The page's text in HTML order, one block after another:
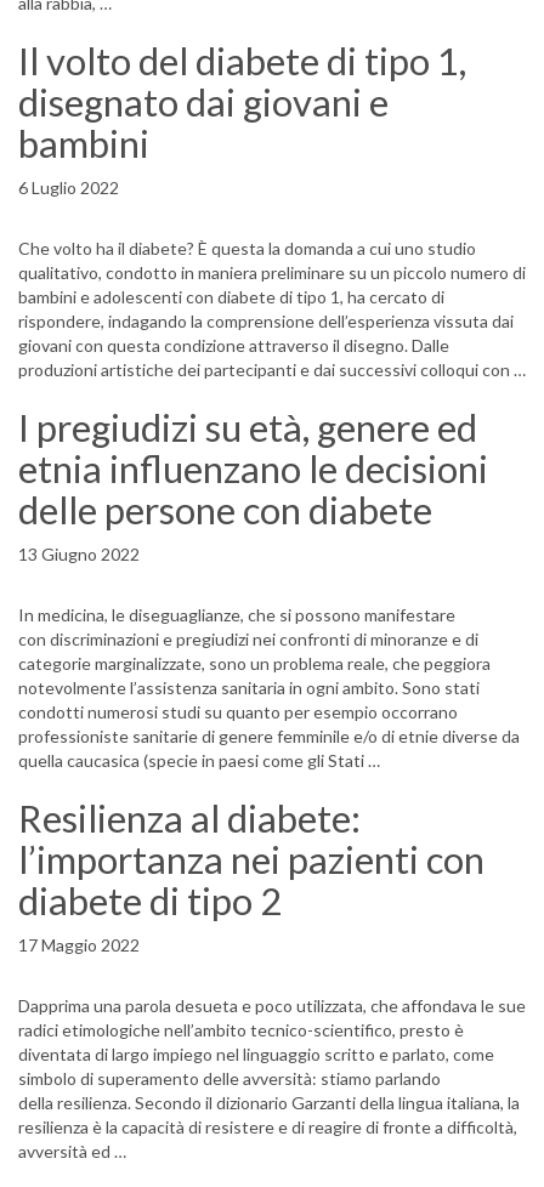
Il volto del diabete di tipo 1,
disegnato dai giovani e
bambini
6 Luglio 2022
Che volto ha il diabete? È questa la domanda a cui uno studio
qualitativo, condotto in maniera preliminare su un piccolo numero di
bambini e adolescenti con diabete di tipo 1, ha cercato di
rispondere, indagando la comprensione dell’esperienza vissuta dai
giovani con questa condizione attraverso il disegno. Dalle
produzioni artistiche dei partecipanti e dai successivi colloqui con …
I pregiudizi su età, genere ed
etnia influenzano le decisioni
delle persone con diabete
13 Giugno 2022
In medicina, le diseguaglianze, che si possono manifestare
con discriminazioni e pregiudizi nei confronti di minoranze e di
categorie marginalizzate, sono un problema reale, che peggiora
notevolmente l’assistenza sanitaria in ogni ambito. Sono stati
condotti numerosi studi su quanto per esempio occorrano
professioniste sanitarie di genere femminile e/o di etnie diverse da
quella caucasica (specie in paesi come gli Stati …
Resilienza al diabete:
l’importanza nei pazienti con
diabete di tipo 2
17 Maggio 2022
Dapprima una parola desueta e poco utilizzata, che affondava le sue
radici etimologiche nell’ambito tecnico-scientifico, presto è
diventata di largo impiego nel linguaggio scritto e parlato, come
simbolo di superamento delle avversità: stiamo parlando
della resilienza. Secondo il dizionario Garzanti della lingua italiana, la
resilienza è la capacità di resistere e di reagire di fronte a difficoltà,
avversità ed …